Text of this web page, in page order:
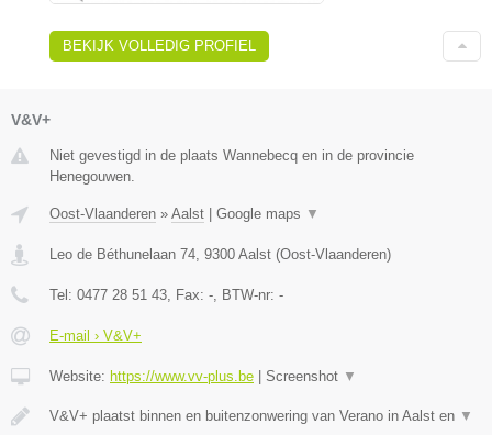
BEKIJK VOLLEDIG PROFIEL
V&V+
Niet gevestigd in de plaats Wannebecq en in de provincie
Henegouwen.
Oost-Vlaanderen » Aalst Google maps ▼
Leo de Béthunelaan 74, 9300 Aalst (Oost-Vlaanderen)
Tel: 0477 28 51 43, Fax: -, BTW-nr: -
E-mail › V&V+
Website: https://www.vv-plus.be Screenshot ▼
V&V+ plaatst binnen en buitenzonwering van Verano in Aalst en ▼